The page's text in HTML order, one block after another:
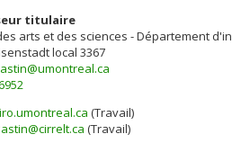
titulaire
arts et des sciences - Département
local 3367
(Travail)
(Travail)